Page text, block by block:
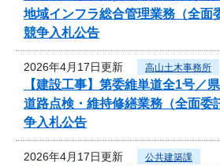
地域インフラ総合管理業務（全面
競争入札公告
2026年4月17日更新 高山土木事務所
【建設工事】第委維単道全1号／
道路点検・維持修繕業務（全面委
争入札公告
2026年4月17日更新 公共建築課